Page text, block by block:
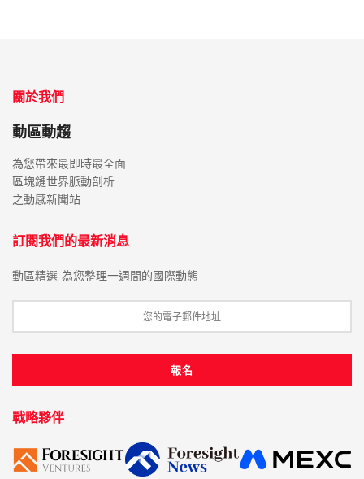
關於我們
動區動趨
為您帶來最即時最全面
區塊鏈世界脈動剖析
之動感新聞站
訂閱我們的最新消息
動區精選-為您整理一週間的國際動態
戰略夥伴